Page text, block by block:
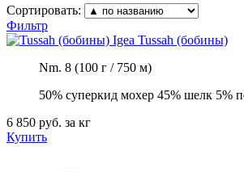
Сортировать:
Фильтр
Igea Tussah (бобины)
Nm. 8 (100 г / 750 м)
50% суперкид мохер 45% шелк 5%
6 850 руб. за кг
Купить